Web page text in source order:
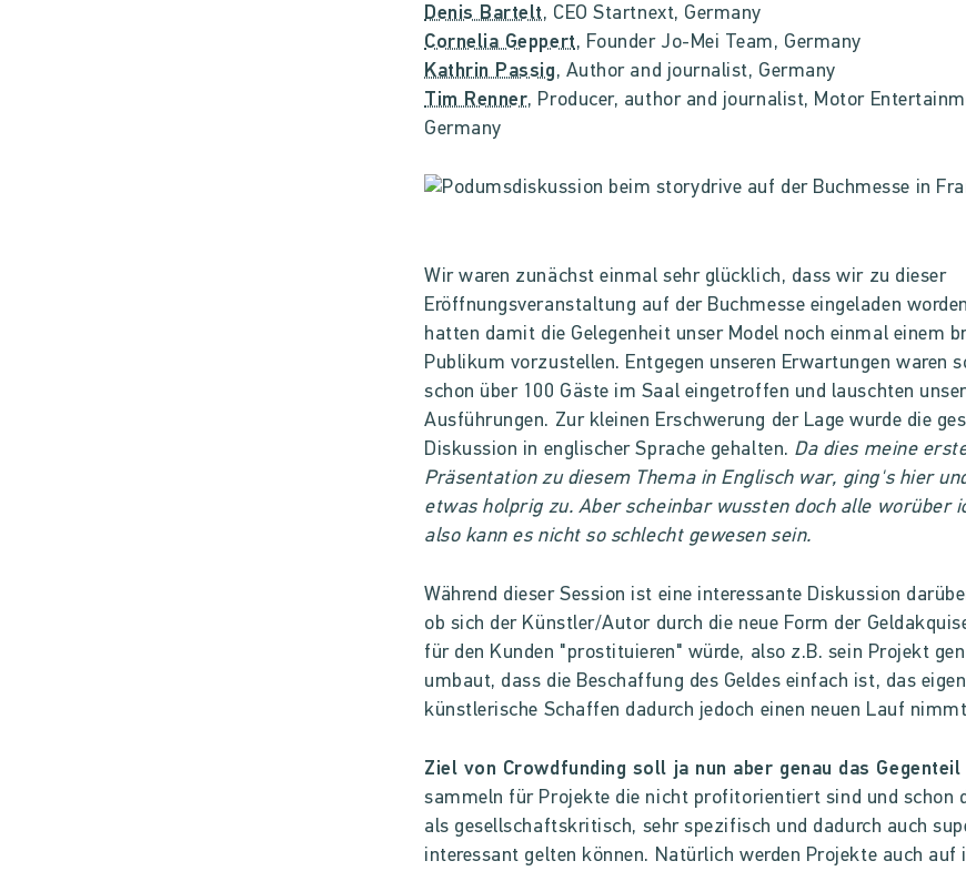
Denis Bartelt, CEO Startnext, Germany
Cornelia Geppert, Founder Jo-Mei Team, Germany
Kathrin Passig, Author and journalist, Germany
Tim Renner, Producer, author and journalist, Motor
Germany
Wir waren zunächst einmal sehr glücklich, dass wir zu dieser
Eröffnungsveranstaltung auf der Buchmesse eingeladen
hatten damit die Gelegenheit unser Model noch einmal einem
Publikum vorzustellen. Entgegen unseren Erwartungen waren
schon über 100 Gäste im Saal eingetroffen und lauschten
Ausführungen. Zur kleinen Erschwerung der Lage wurde die
Diskussion in englischer Sprache gehalten. Da dies meine
Präsentation zu diesem Thema in Englisch war, ging's hier
etwas holprig zu. Aber scheinbar wussten doch alle worüber
also kann es nicht so schlecht gewesen sein.
Während dieser Session ist eine interessante Diskussion
ob sich der Künstler/Autor durch die neue Form der
für den Kunden "prostituieren" würde, also z.B. sein Projekt
umbaut, dass die Beschaffung des Geldes einfach ist, das
künstlerische Schaffen dadurch jedoch einen neuen Lauf
Ziel von Crowdfunding soll ja nun aber genau das Gegenteil
sammeln für Projekte die nicht profitorientiert sind und schon
als gesellschaftskritisch, sehr spezifisch und dadurch auch
interessant gelten können. Natürlich werden Projekte auch auf